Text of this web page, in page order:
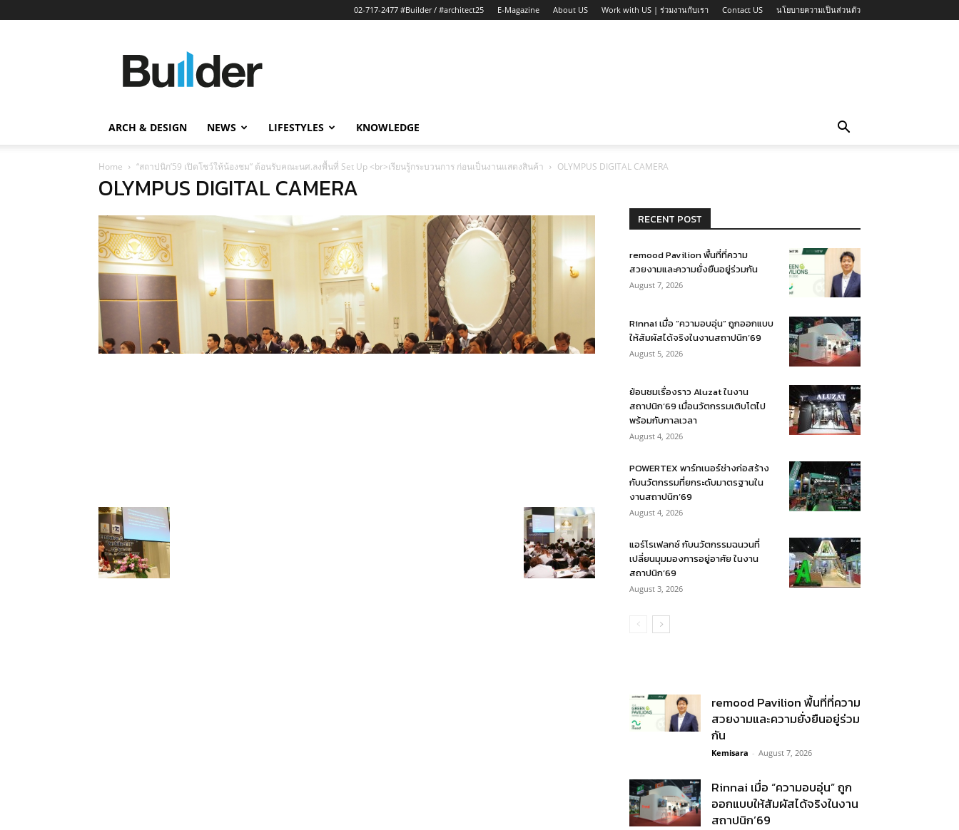
02-717-2477 #Builder / #architect25 E-Magazine About US Work with US | ร่วมงานกับเรา Contact US นโยบายความเป็นส่วนตัว
ข่าว
ก่อสร้าง
ARCH & DESIGN NEWS LIFESTYLES KNOWLEDGE
Home “สถาปนิก’59 เปิดโชว์ให้น้องชม” ต้อนรับคณะนศ.ลงพื้นที่ Set Up <br>เรียนรู้กระบวนการ ก่อนเป็นงานแสดงสินค้า OLYMPUS DIGITAL CAMERA
OLYMPUS DIGITAL CAMERA
RECENT POST
remood Pavilion พื้นที่ที่ความ
สวยงามและความยั่งยืนอยู่ร่วมกัน
August 7, 2026
Rinnai เมื่อ “ความอบอุ่น” ถูกออกแบบ
ให้สัมผัสได้จริงในงานสถาปนิก’69
August 5, 2026
ย้อนชมเรื่องราว Aluzat ในงาน
สถาปนิก’69 เมื่อนวัตกรรมเติบโตไป
พร้อมกับกาลเวลา
August 4, 2026
POWERTEX พาร์ทเนอร์ช่างก่อสร้าง
กับนวัตกรรมที่ยกระดับมาตรฐานใน
งานสถาปนิก’69
August 4, 2026
แอร์โรเฟลกซ์ กับนวัตกรรมฉนวนที่
เปลี่ยนมุมมองการอยู่อาศัย ในงาน
สถาปนิก’69
August 3, 2026
remood Pavilion พื้นที่ที่ความ
สวยงามและความยั่งยืนอยู่ร่วม
กัน
Kemisara - August 7, 2026
Rinnai เมื่อ “ความอบอุ่น” ถูก
ออกแบบให้สัมผัสได้จริงในงาน
สถาปนิก’69